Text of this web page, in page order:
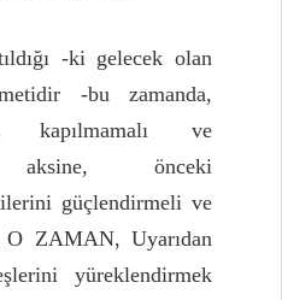
-ki gelecek olan
-bu zamanda,
kapılmamalı ve
aksine, önceki
güçlendirmeli ve
O ZAMAN, Uyarıdan
yüreklendirmek